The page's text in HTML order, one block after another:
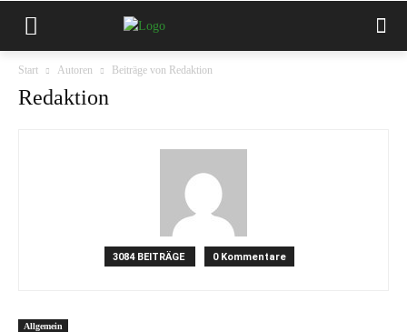
Start Autoren Beiträge von Redaktion
Redaktion
3084 BEITRÄGE 0 Kommentare
Allgemein